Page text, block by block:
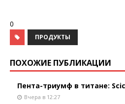
0
ПРОДУКТЫ
ПОХОЖИЕ ПУБЛИКАЦИИ
Пента-триумф в титане:
Вчера в 12:27